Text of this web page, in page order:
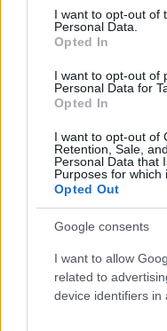
consent section.
I want to opt-out of
Personal Data.
Opted In
I want to opt-out of
Personal Data for
Opted In
I want to opt-out of
Retention, Sale,
Personal Data that
Purposes for which
Opted Out
Google consents
I want to allow
related to
device identifiers in
στην Κατάνια της